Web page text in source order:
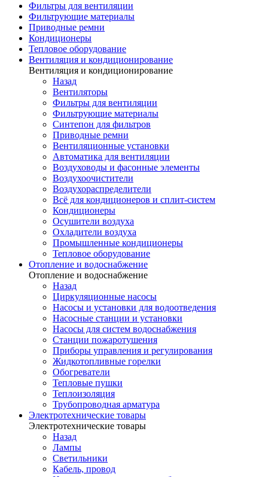
Фильтры для вентиляции
Фильтрующие материалы
Приводные ремни
Кондиционеры
Тепловое оборудование
Вентиляция и кондиционирование
Вентиляция и кондиционирование
Назад
Вентиляторы
Фильтры для вентиляции
Фильтрующие материалы
Синтепон для фильтров
Приводные ремни
Вентиляционные установки
Автоматика для вентиляции
Воздуховоды и фасонные элементы
Воздухоочистители
Воздухораспределители
Всё для кондиционеров и сплит-систем
Кондиционеры
Осушители воздуха
Охладители воздуха
Промышленные кондиционеры
Тепловое оборудование
Отопление и водоснабжение
Отопление и водоснабжение
Назад
Циркуляционные насосы
Насосы и установки для водоотведения
Насосные станции и установки
Насосы для систем водоснабжения
Станции пожаротушения
Приборы управления и регулирования
Жидкотопливные горелки
Обогреватели
Тепловые пушки
Теплоизоляция
Трубопроводная арматура
Электротехнические товары
Электротехнические товары
Назад
Лампы
Светильники
Кабель, провод